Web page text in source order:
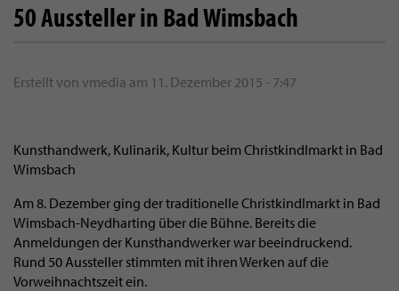
50 Aussteller in Bad Wimsbach
Erstellt von vmedia am 11. Dezember 2015 - 7:47
Kunsthandwerk, Kulinarik, Kultur beim Christkindlmarkt in Bad
Wimsbach
Am 8. Dezember ging der traditionelle Christkindlmarkt in Bad
Wimsbach-Neydharting über die Bühne. Bereits die
Anmeldungen der Kunsthandwerker war beeindruckend.
Rund 50 Aussteller stimmten mit ihren Werken auf die
Vorweihnachtszeit ein.